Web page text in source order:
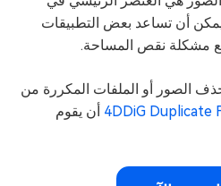
أن تساعد بعض التطبيقات
مشكلة نقص المساحة.
الصور أو الملفات المكررة من
4DDiG Duplicate أن يقوم